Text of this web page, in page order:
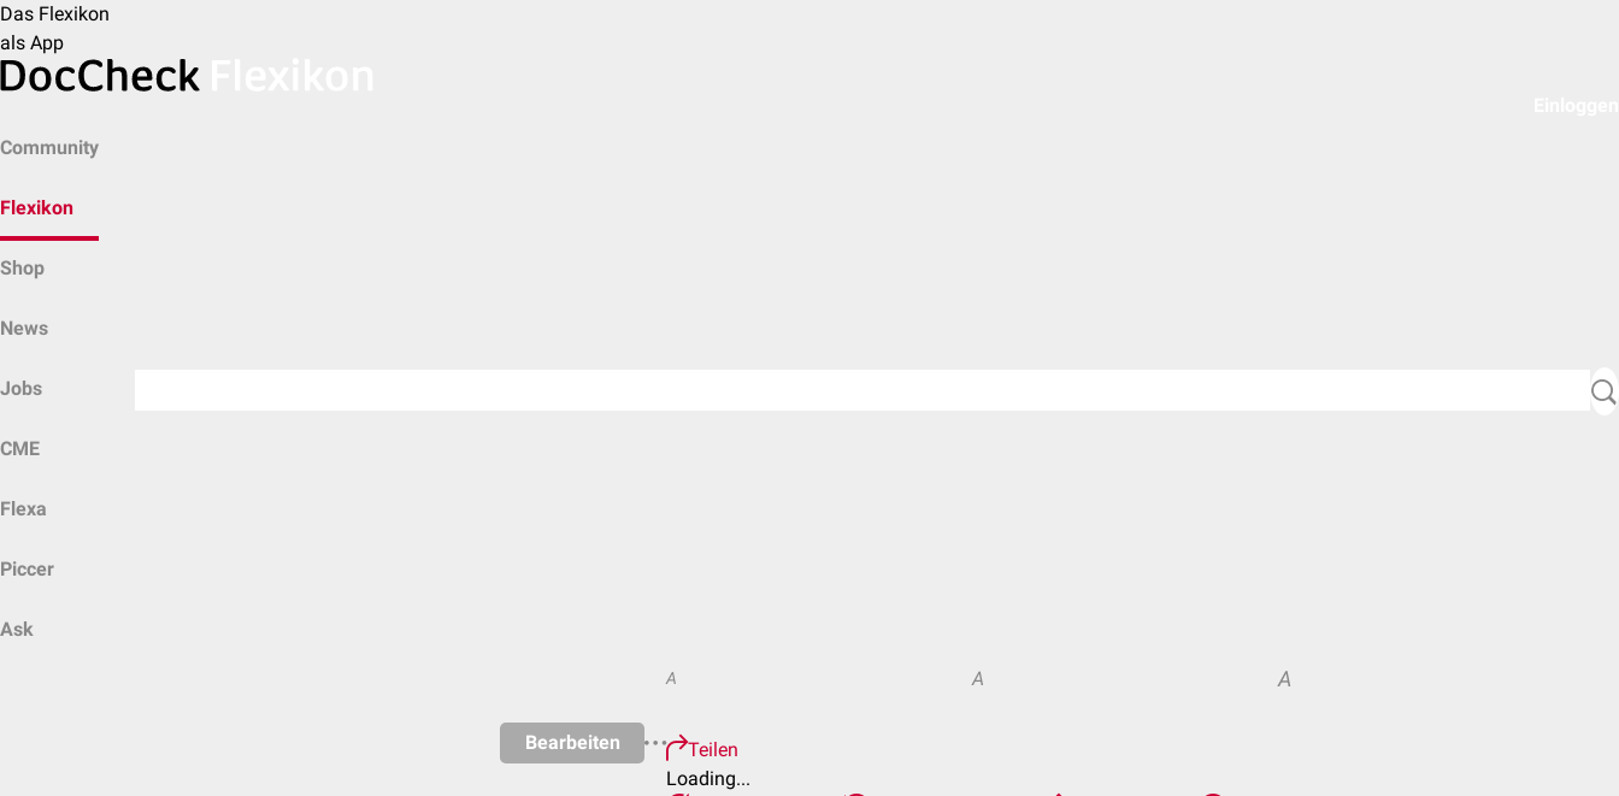
Das Flexikon
als App
Community
Flexikon
Shop
News
Jobs
CME
Flexa
Piccer
Ask
Bearbeiten
A A A
Teilen
Loading...